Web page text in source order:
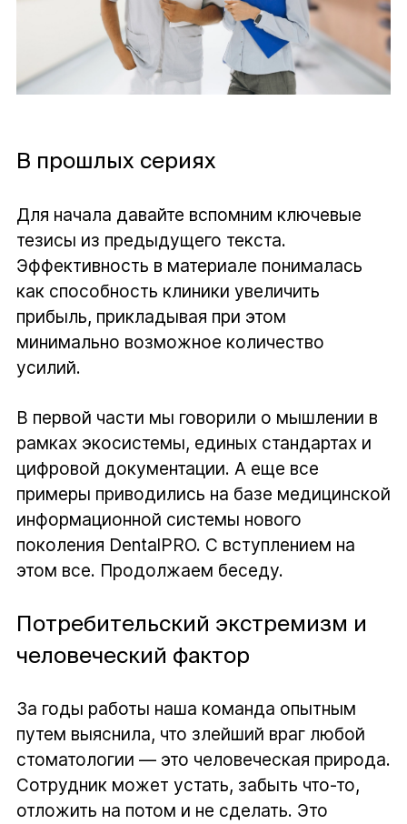
В прошлых сериях
Для начала давайте вспомним ключевые
тезисы из предыдущего текста.
Эффективность в материале понималась
как способность клиники увеличить
прибыль, прикладывая при этом
минимально возможное количество
усилий.
В первой части мы говорили о мышлении в
рамках экосистемы, единых стандартах и
цифровой документации. А еще все
примеры приводились на базе медицинской
информационной системы нового
поколения DentalPRO. С вступлением на
этом все. Продолжаем беседу.
Потребительский экстремизм и
человеческий фактор
За годы работы наша команда опытным
путем выяснила, что злейший враг любой
стоматологии — это человеческая природа.
Сотрудник может устать, забыть что-то,
отложить на потом и не сделать. Это